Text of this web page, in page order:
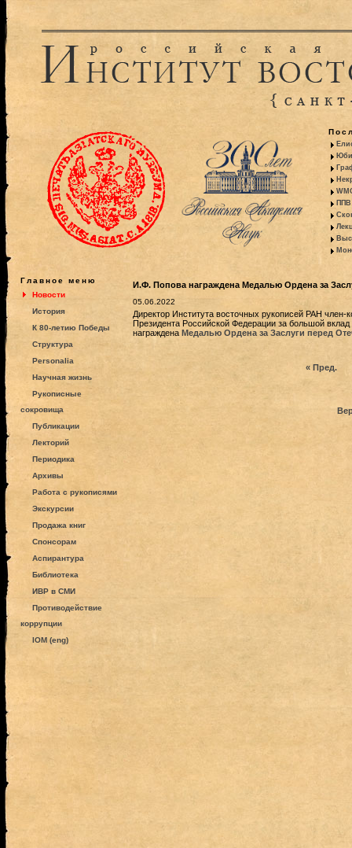
ППВ
Главное меню
Новости
История
К 80-летию Победы
Структура
Personalia
Научная жизнь
Рукописные
сокровища
Публикации
Лекторий
Периодика
Архивы
Работа с рукописями
Экскурсии
Продажа книг
Спонсорам
Аспирантура
Библиотека
ИВР в СМИ
Противодействие
коррупции
IOM (eng)
И.Ф. Попова награждена Медалью Ордена за
05.06.2022
Директор Института восточных рукописей РАН
Президента Российской Федерации за большой
награждена Медалью Ордена за Заслуги перед
« Пред.